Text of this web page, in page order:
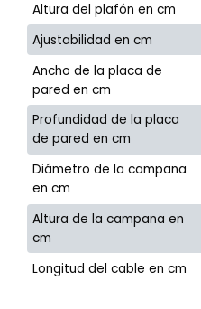
Altura del plafón en cm
Ajustabilidad en cm
Ancho de la placa de
pared en cm
Profundidad de la placa
de pared en cm
Diámetro de la campana
en cm
Altura de la campana en
cm
Longitud del cable en cm